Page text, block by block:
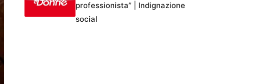
professionista” | Indignazione
social